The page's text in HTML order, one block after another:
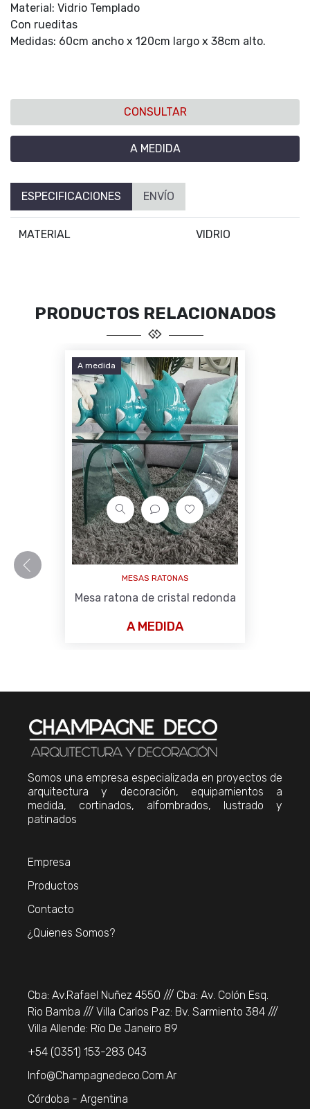
Material: Vidrio Templado
Con rueditas
Medidas: 60cm ancho x 120cm largo x 38cm alto.
CONSULTAR
A MEDIDA
ESPECIFICACIONES ENVÍO
MATERIAL VIDRIO
PRODUCTOS RELACIONADOS
A medida
MESAS RATONAS
Mesa ratona de cristal redonda
A MEDIDA
Somos una empresa especializada en proyectos de
arquitectura y decoración, equipamientos a
medida, cortinados, alfombrados, lustrado y
patinados
Empresa
Productos
Contacto
¿Quienes Somos?
Cba: Av.Rafael Nuñez 4550 /// Cba: Av. Colón Esq.
Rio Bamba /// Villa Carlos Paz: Bv. Sarmiento 384 ///
Villa Allende: Río De Janeiro 89
+54 (0351) 153-283 043
Info@champagnedeco.com.ar
Córdoba - Argentina